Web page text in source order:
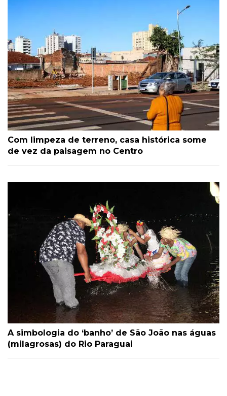
Com limpeza de terreno, casa histórica some
de vez da paisagem no Centro
A simbologia do ‘banho’ de São João nas águas
(milagrosas) do Rio Paraguai